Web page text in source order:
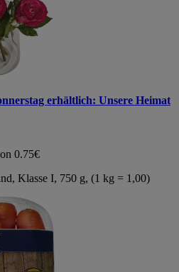
erhältlich: Unsere Heimat
0.75€
Klasse I, 750 g, (1 kg = 1,00)